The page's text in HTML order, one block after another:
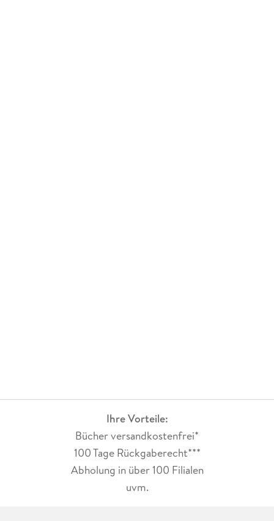
Ihre Vorteile:
Bücher versandkostenfrei*
100 Tage Rückgaberecht***
Abholung in über 100 Filialen
uvm.